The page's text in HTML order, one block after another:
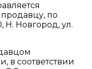
по
Н. Новгород, ул.
в соответствии